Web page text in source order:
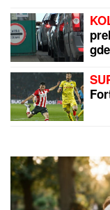
(VIDEO) PRIŠAO
ZA VRAT
o